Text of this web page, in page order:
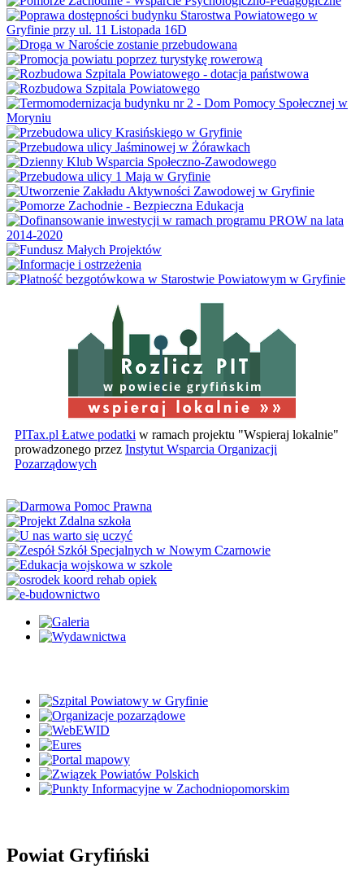
w powiecie gryfińskim
PITax.pl Łatwe podatki w ramach projektu "Wspieraj lokalnie"
prowadzonego przez Instytut Wsparcia Organizacji
Pozarządowych
Powiat Gryfiński